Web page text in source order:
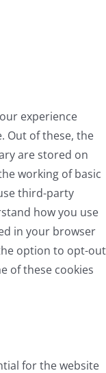
experience
Out of these, the
are stored on
working of basic
third-party
how you use
in your browser
option to opt-out
of these cookies
for the website